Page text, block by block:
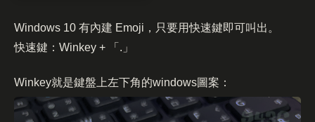
Windows 10 有內建 Emoji，只要用快速鍵即可叫出。
快速鍵：Winkey + 「.」
Winkey就是鍵盤上左下角的windows圖案：